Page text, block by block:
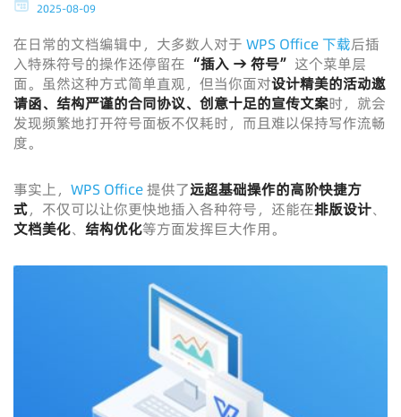
2025-08-09
在日常的文档编辑中，大多数人对于 WPS Office 下载后插
入特殊符号的操作还停留在 “插入 → 符号” 这个菜单层
面。虽然这种方式简单直观，但当你面对设计精美的活动邀
请函、结构严谨的合同协议、创意十足的宣传文案时，就会
发现频繁地打开符号面板不仅耗时，而且难以保持写作流畅
度。
事实上， WPS Office提供了远超基础操作的高阶快捷方
式，不仅可以让你更快地插入各种符号，还能在排版设计、
文档美化、 结构优化等方面发挥巨大作用。